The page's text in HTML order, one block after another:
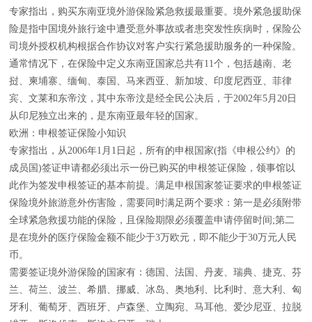
专家指出，购买东南亚境外游保险紧急救援最重要。境外紧急援助保
险是指中国境外旅行途中遭受意外事故或者患突发性疾病时，保险公
司境外授权机构根据合作协议对客户实行紧急援助服务的一种保险。
通常情况下，在保险中定义东南亚国家总共有11个，包括越南、老
挝、柬埔寨、缅甸、泰国、马来西亚、新加坡、印度尼西亚、菲律
宾、文莱和东帝汶，其中东帝汶是经全民公决后，于2002年5月20日
从印尼独立出来的，是东南亚最年轻的国家。
欧洲：申根签证保险小知识
专家指出，从2006年1月1日起，所有的申根国家(指《申根公约》的
成员国)签证申请都必须出示一份已购买的申根签证保险，领事馆以
此作为签发申根签证的基本前提。满足申根国家签证要求的申根签证
保险境外旅游意外伤害险，需要同时满足两个要求：第一是必须附带
全球紧急救援功能的保险，且保险期限必须覆盖申请停留时间;第二
是在境外的医疗保险金额不能少于3万欧元，即不能少于30万元人民
币。
需要签证境外游保险的国家有：德国、法国、丹麦、瑞典、捷克、芬
兰、荷兰、波兰、希腊、挪威、冰岛、奥地利、比利时、意大利、匈
牙利、葡萄牙、西班牙、卢森堡、立陶宛、马耳他、爱沙尼亚、拉脱